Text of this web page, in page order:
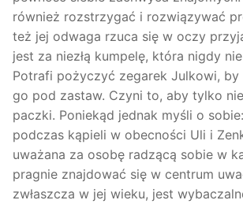
również rozstrzygać i rozwiązywać
też jej odwaga rzuca się w oczy
jest za niezłą kumpelę, która nigdy
Potrafi pożyczyć zegarek Julkowi, by
go pod zastaw. Czyni to, aby tylko
paczki. Poniekąd jednak myśli o
podczas kąpieli w obecności Uli i
uważana za osobę radzącą sobie w
pragnie znajdować się w centrum
zwłaszcza w jej wieku, jest